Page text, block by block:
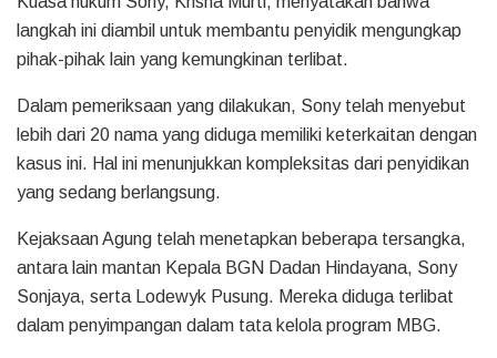
langkah ini diambil untuk membantu penyidik mengungkap
pihak-pihak lain yang kemungkinan terlibat.
Dalam pemeriksaan yang dilakukan, Sony telah menyebut
lebih dari 20 nama yang diduga memiliki keterkaitan dengan
kasus ini. Hal ini menunjukkan kompleksitas dari penyidikan
yang sedang berlangsung.
Kejaksaan Agung telah menetapkan beberapa tersangka,
antara lain mantan Kepala BGN Dadan Hindayana, Sony
Sonjaya, serta Lodewyk Pusung. Mereka diduga terlibat
dalam penyimpangan dalam tata kelola program MBG.